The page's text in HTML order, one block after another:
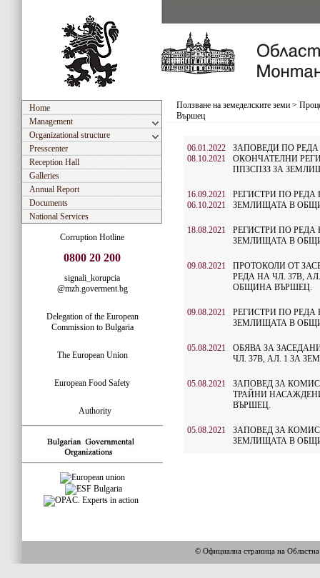
Home
Management
Organizational structure
Presscenter
Reception Hall
Galleries
Annual Report
Documents
National Services
Corruption Hotline
0800 20 200
signali_korupcia
@mzh.goverment.bg
Delegation of the European
Commission to Bulgaria
The European Union
European Food Safety
Authority
Ползване на земеделските земи >
Вършец
06.01.2022
08.10.2021
ЗАПОВЕДИ ПО РЕДА
ОКОНЧАТЕЛНИ
ППЗСПЗЗ ЗА
16.09.2021
06.10.2021
РЕГИСТРИ ПО РЕДА
ЗЕМЛИЩАТА В
18.08.2021
РЕГИСТРИ ПО РЕДА
ЗЕМЛИЩАТА В
09.08.2021
ПРОТОКОЛИ ОТ
РЕДА НА ЧЛ. 37В,
ОБЩИНА ВЪРШЕЦ.
09.08.2021
РЕГИСТРИ ПО РЕДА
ЗЕМЛИЩАТА В
05.08.2021
ОБЯВА ЗА
ЧЛ. 37В, АЛ. 1 ЗА
05.08.2021
ЗАПОВЕД ЗА
ТРАЙНИ
ВЪРШЕЦ.
05.08.2021
ЗАПОВЕД ЗА
ЗЕМЛИЩАТА В
© Официална страница на